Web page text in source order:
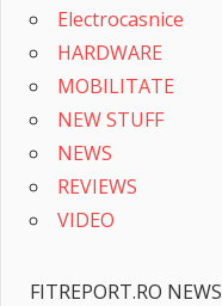
Electrocasnice
HARDWARE
MOBILITATE
NEW STUFF
NEWS
REVIEWS
VIDEO
FITREPORT.RO NEWS